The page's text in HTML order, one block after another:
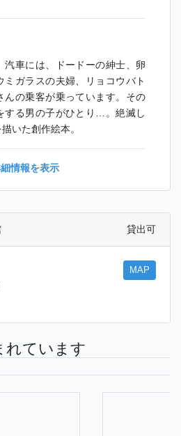
汽車には、ドードーの紳士、卵
ミガラスの夫婦、リョコウバト
んの乗客が乗っています。その
する男の子がひとり…。絶滅し
いた創作絵本。
情報を表示
貸出可
MAP
れています